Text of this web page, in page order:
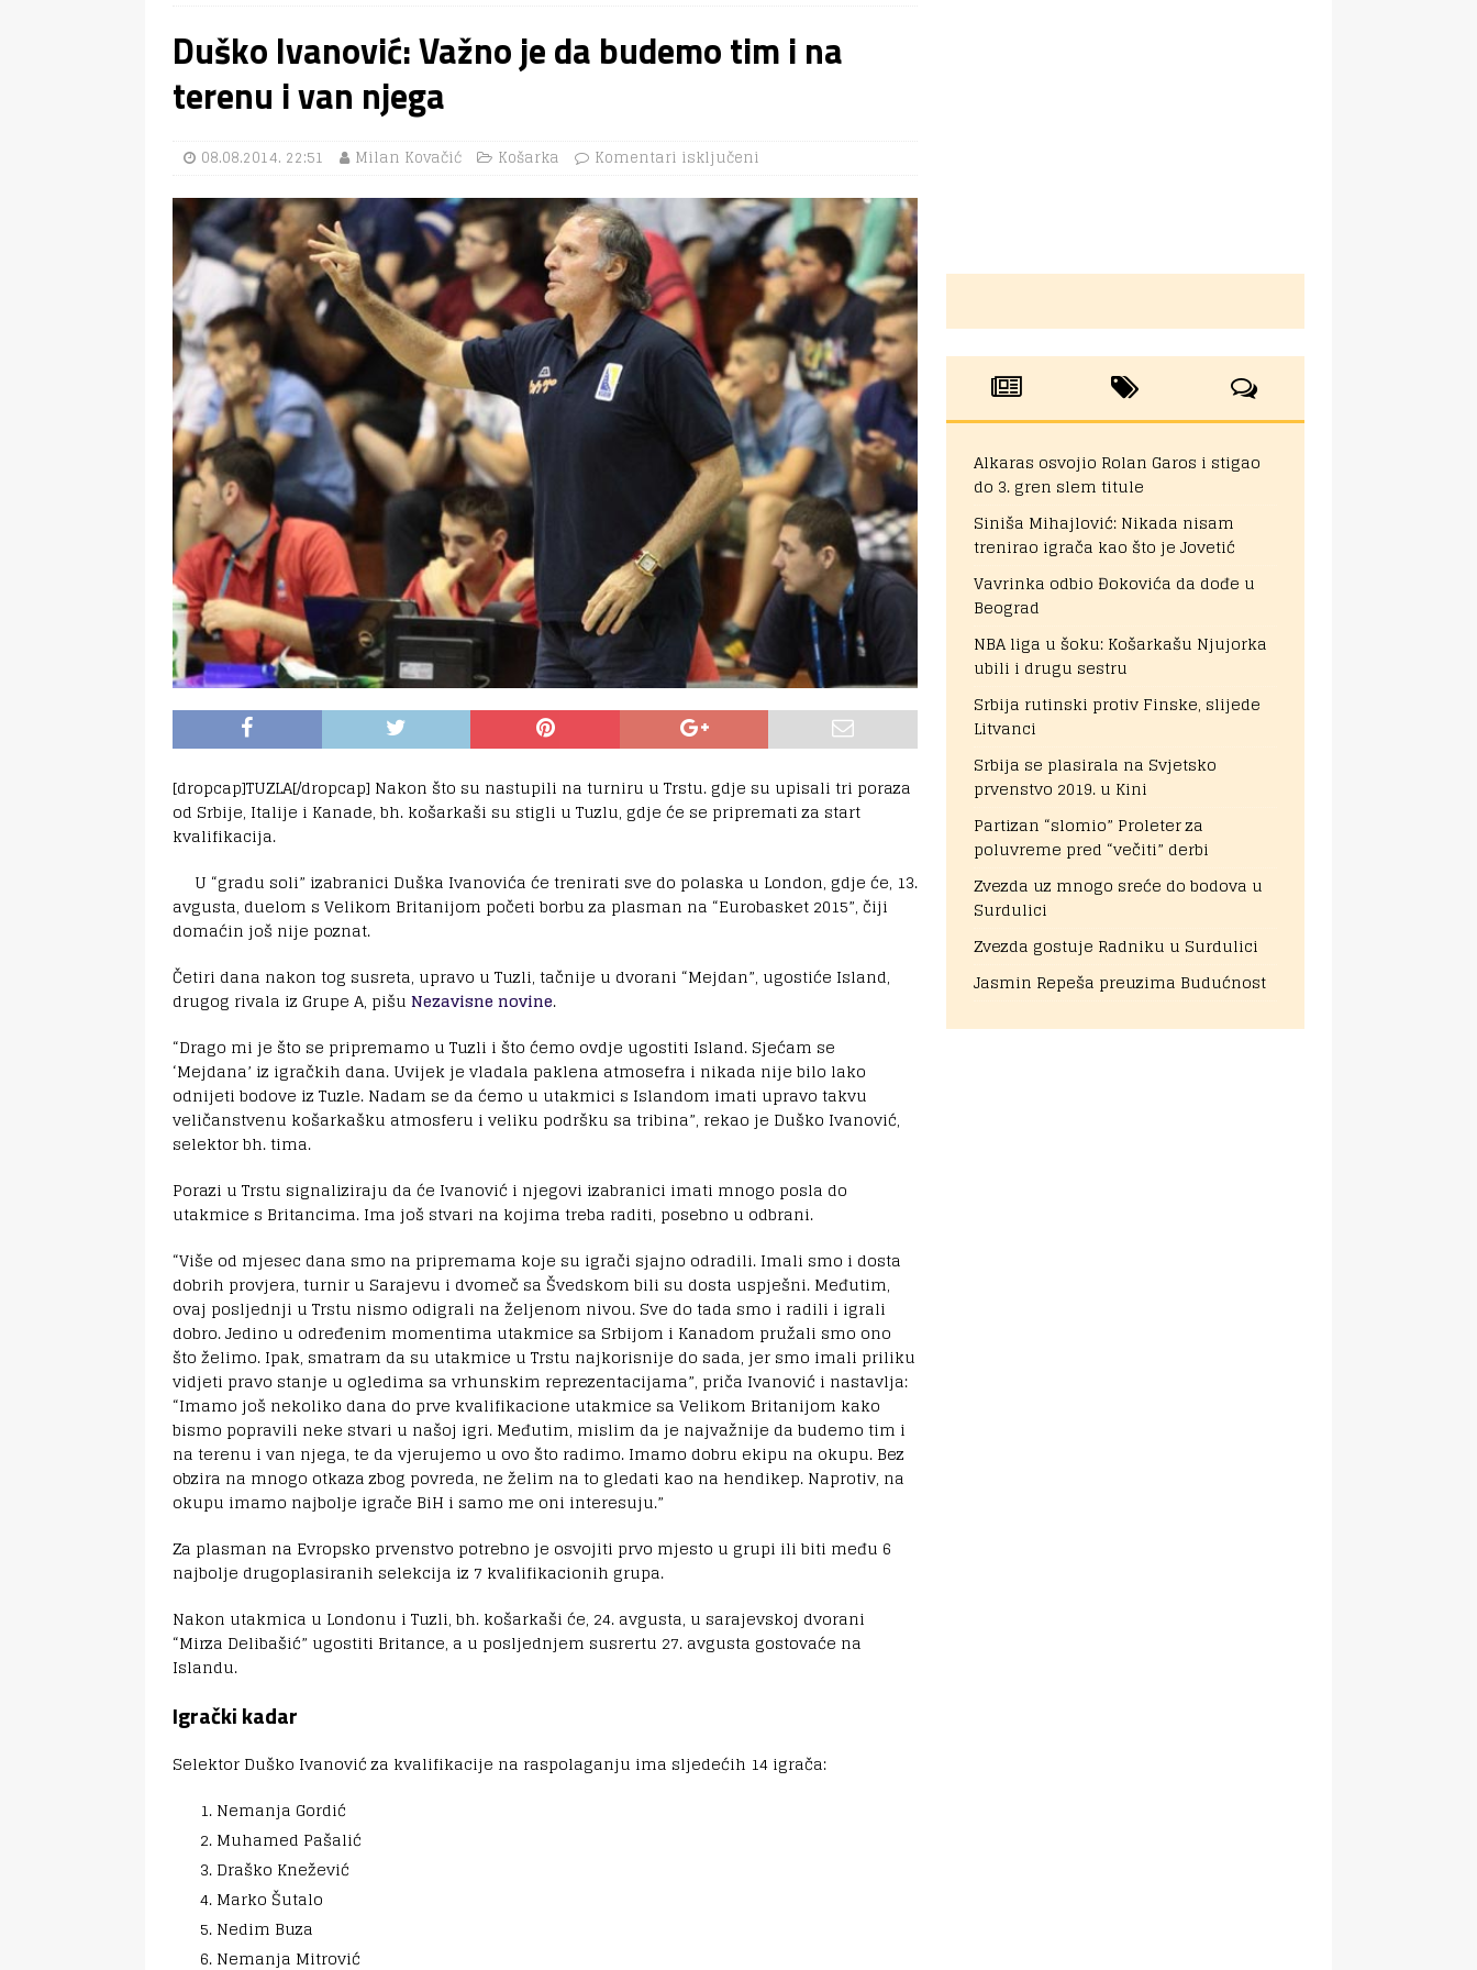
Duško Ivanović: Važno je da budemo tim i na
terenu i van njega
08.08.2014. 22:51 Milan Kovačić Košarka Komentari isključeni
[dropcap]TUZLA[/dropcap] Nakon što su nastupili na turniru u Trstu. gdje su upisali tri poraza
od Srbije, Italije i Kanade, bh. košarkaši su stigli u Tuzlu, gdje će se pripremati za start
kvalifikacija.
U “gradu soli” izabranici Duška Ivanovića će trenirati sve do polaska u London, gdje će, 13.
avgusta, duelom s Velikom Britanijom početi borbu za plasman na “Eurobasket 2015”, čiji
domaćin još nije poznat.
Četiri dana nakon tog susreta, upravo u Tuzli, tačnije u dvorani “Mejdan”, ugostiće Island,
drugog rivala iz Grupe A, pišu Nezavisne novine.
“Drago mi je što se pripremamo u Tuzli i što ćemo ovdje ugostiti Island. Sjećam se
‘Mejdana’ iz igračkih dana. Uvijek je vladala paklena atmosefra i nikada nije bilo lako
odnijeti bodove iz Tuzle. Nadam se da ćemo u utakmici s Islandom imati upravo takvu
veličanstvenu košarkašku atmosferu i veliku podršku sa tribina”, rekao je Duško Ivanović,
selektor bh. tima.
Porazi u Trstu signaliziraju da će Ivanović i njegovi izabranici imati mnogo posla do
utakmice s Britancima. Ima još stvari na kojima treba raditi, posebno u odbrani.
“Više od mjesec dana smo na pripremama koje su igrači sjajno odradili. Imali smo i dosta
dobrih provjera, turnir u Sarajevu i dvomeč sa Švedskom bili su dosta uspješni. Međutim,
ovaj posljednji u Trstu nismo odigrali na željenom nivou. Sve do tada smo i radili i igrali
dobro. Jedino u određenim momentima utakmice sa Srbijom i Kanadom pružali smo ono
što želimo. Ipak, smatram da su utakmice u Trstu najkorisnije do sada, jer smo imali priliku
vidjeti pravo stanje u ogledima sa vrhunskim reprezentacijama”, priča Ivanović i nastavlja:
“Imamo još nekoliko dana do prve kvalifikacione utakmice sa Velikom Britanijom kako
bismo popravili neke stvari u našoj igri. Međutim, mislim da je najvažnije da budemo tim i
na terenu i van njega, te da vjerujemo u ovo što radimo. Imamo dobru ekipu na okupu. Bez
obzira na mnogo otkaza zbog povreda, ne želim na to gledati kao na hendikep. Naprotiv, na
okupu imamo najbolje igrače BiH i samo me oni interesuju.”
Za plasman na Evropsko prvenstvo potrebno je osvojiti prvo mjesto u grupi ili biti među 6
najbolje drugoplasiranih selekcija iz 7 kvalifikacionih grupa.
Nakon utakmica u Londonu i Tuzli, bh. košarkaši će, 24. avgusta, u sarajevskoj dvorani
“Mirza Delibašić” ugostiti Britance, a u posljednjem susrertu 27. avgusta gostovaće na
Islandu.
Igrački kadar
Selektor Duško Ivanović za kvalifikacije na raspolaganju ima sljedećih 14 igrača:
Nemanja Gordić
Muhamed Pašalić
Draško Knežević
Marko Šutalo
Nedim Buza
Nemanja Mitrović
Alkaras osvojio Rolan Garos i stigao
do 3. gren slem titule
Siniša Mihajlović: Nikada nisam
trenirao igrača kao što je Jovetić
Vavrinka odbio Đokovića da dođe u
Beograd
NBA liga u šoku: Košarkašu Njujorka
ubili i drugu sestru
Srbija rutinski protiv Finske, slijede
Litvanci
Srbija se plasirala na Svjetsko
prvenstvo 2019. u Kini
Partizan “slomio” Proleter za
poluvreme pred “večiti” derbi
Zvezda uz mnogo sreće do bodova u
Surdulici
Zvezda gostuje Radniku u Surdulici
Jasmin Repeša preuzima Budućnost